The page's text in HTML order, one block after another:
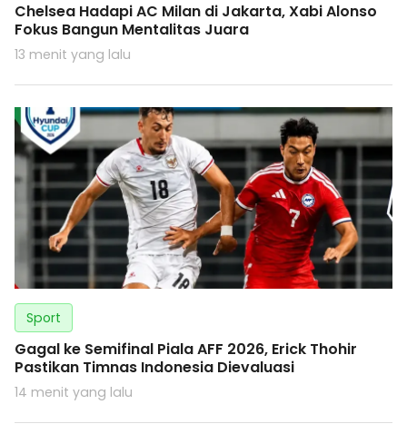
Chelsea Hadapi AC Milan di Jakarta, Xabi Alonso
Fokus Bangun Mentalitas Juara
13 menit yang lalu
Sport
Gagal ke Semifinal Piala AFF 2026, Erick Thohir
Pastikan Timnas Indonesia Dievaluasi
14 menit yang lalu